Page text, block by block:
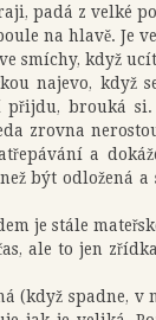
padá z velké
na hlavě. Je
smíchy, když
najevo, když
brouká si.
zrovna
a
být odložená a
je stále
ale to jen
(když spadne,